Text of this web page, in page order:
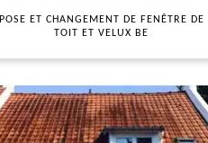
POSE ET CHANGEMENT DE FENÊTRE DE
TOIT ET VELUX BE